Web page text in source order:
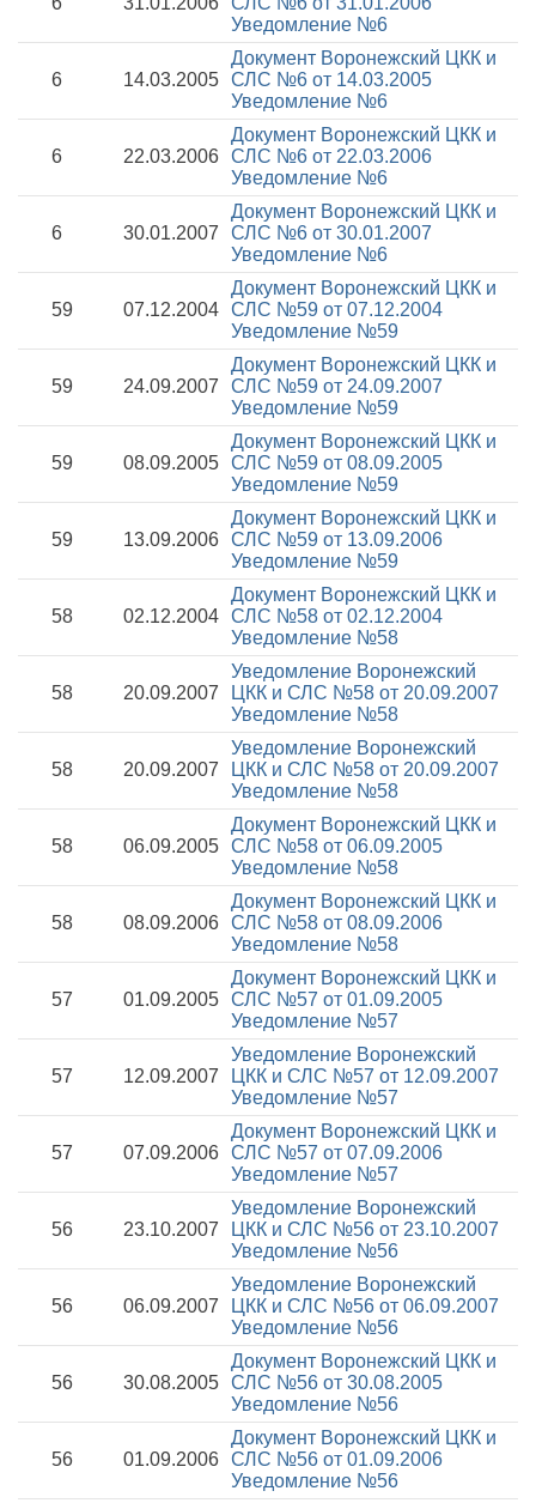
Уведомление №6
6 14.03.2005
Документ Воронежский ЦКК и
СЛС №6 от 14.03.2005
Уведомление №6
6 22.03.2006
Документ Воронежский ЦКК и
СЛС №6 от 22.03.2006
Уведомление №6
6 30.01.2007
Документ Воронежский ЦКК и
СЛС №6 от 30.01.2007
Уведомление №6
59 07.12.2004
Документ Воронежский ЦКК и
СЛС №59 от 07.12.2004
Уведомление №59
59 24.09.2007
Документ Воронежский ЦКК и
СЛС №59 от 24.09.2007
Уведомление №59
59 08.09.2005
Документ Воронежский ЦКК и
СЛС №59 от 08.09.2005
Уведомление №59
59 13.09.2006
Документ Воронежский ЦКК и
СЛС №59 от 13.09.2006
Уведомление №59
58 02.12.2004
Документ Воронежский ЦКК и
СЛС №58 от 02.12.2004
Уведомление №58
58 20.09.2007
Уведомление Воронежский
ЦКК и СЛС №58 от 20.09.2007
Уведомление №58
58 20.09.2007
Уведомление Воронежский
ЦКК и СЛС №58 от 20.09.2007
Уведомление №58
58 06.09.2005
Документ Воронежский ЦКК и
СЛС №58 от 06.09.2005
Уведомление №58
58 08.09.2006
Документ Воронежский ЦКК и
СЛС №58 от 08.09.2006
Уведомление №58
57 01.09.2005
Документ Воронежский ЦКК и
СЛС №57 от 01.09.2005
Уведомление №57
57 12.09.2007
Уведомление Воронежский
ЦКК и СЛС №57 от 12.09.2007
Уведомление №57
57 07.09.2006
Документ Воронежский ЦКК и
СЛС №57 от 07.09.2006
Уведомление №57
56 23.10.2007
Уведомление Воронежский
ЦКК и СЛС №56 от 23.10.2007
Уведомление №56
56 06.09.2007
Уведомление Воронежский
ЦКК и СЛС №56 от 06.09.2007
Уведомление №56
56 30.08.2005
Документ Воронежский ЦКК и
СЛС №56 от 30.08.2005
Уведомление №56
56 01.09.2006
Документ Воронежский ЦКК и
СЛС №56 от 01.09.2006
Уведомление №56